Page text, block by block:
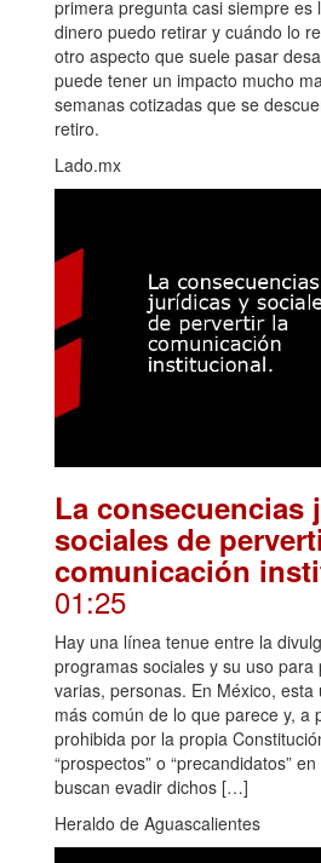
primera pregunta casi siempre es
dinero puedo retirar y cuándo lo
otro aspecto que suele pasar
puede tener un impacto mucho
semanas cotizadas que se
retiro.
Lado.mx
La consecuencias
sociales de
comunicación
01:25
Hay una línea tenue entre la
programas sociales y su uso
varias, personas. En México, esta
más común de lo que parece y, a
prohibida por la propia
“prospectos” o “precandidatos”
buscan evadir dichos […]
Heraldo de Aguascalientes